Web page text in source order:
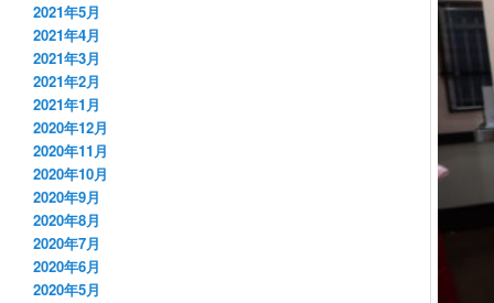
2021年5月
2021年4月
2021年3月
2021年2月
2021年1月
2020年12月
2020年11月
2020年10月
2020年9月
2020年8月
2020年7月
2020年6月
2020年5月